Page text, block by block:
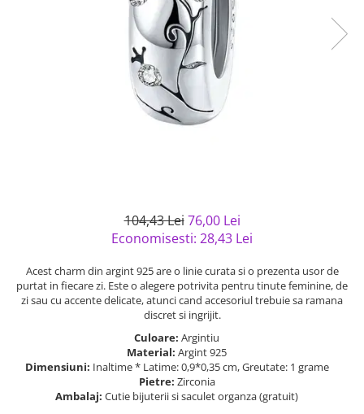
Bijuterii argint placat cu aur
Bijuterii argint cu diverse
Bijuterii argint cu murano
Bijuterii gotice si rock
Casete si cutii de bijuterii
Solutii si lavete de curatare
104,43 Lei 76,00 Lei
Economisesti: 28,43 Lei
Acest charm din argint 925 are o linie curata si o prezenta usor de
purtat in fiecare zi. Este o alegere potrivita pentru tinute feminine, de
zi sau cu accente delicate, atunci cand accesoriul trebuie sa ramana
discret si ingrijit.
Culoare: Argintiu
Material: Argint 925
Dimensiuni: Inaltime * Latime: 0,9*0,35 cm, Greutate: 1 grame
Pietre: Zirconia
Ambalaj: Cutie bijuterii si saculet organza (gratuit)